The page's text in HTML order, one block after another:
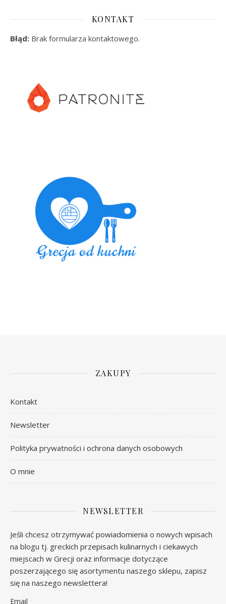
KONTAKT
Błąd: Brak formularza kontaktowego.
ZAKUPY
Kontakt
Newsletter
Polityka prywatności i ochrona danych osobowych
O mnie
NEWSLETTER
Jeśli chcesz otrzymywać powiadomienia o nowych wpisach
na blogu tj. greckich przepisach kulinarnych i ciekawych
miejscach w Grecji oraz informacje dotyczące
poszerzającego się asortymentu naszego sklepu, zapisz
się na naszego newslettera!
Email